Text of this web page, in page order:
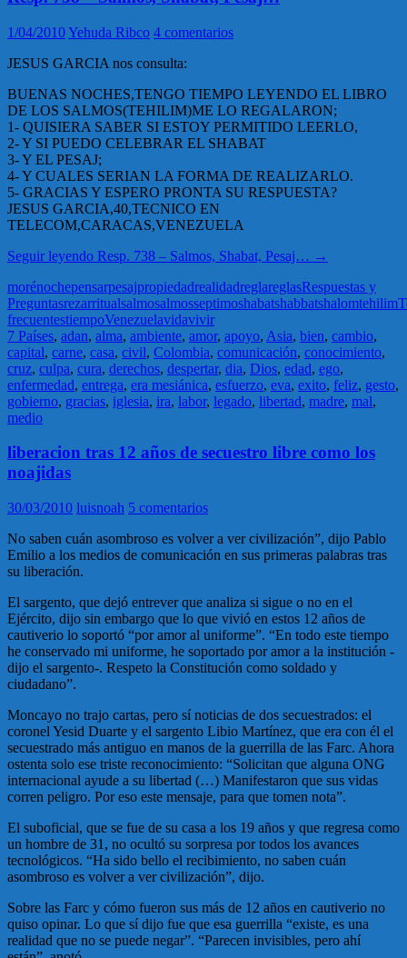
1/04/2010Yehuda Ribco 4 comentarios
JESUS GARCIA nos consulta:
BUENAS NOCHES,TENGO TIEMPO LEYENDO EL LIBRO
DE LOS SALMOS(TEHILIM)ME LO REGALARON;
1- QUISIERA SABER SI ESTOY PERMITIDO LEERLO,
2- Y SI PUEDO CELEBRAR EL SHABAT
3- Y EL PESAJ;
4- Y CUALES SERIAN LA FORMA DE REALIZARLO.
5- GRACIAS Y ESPERO PRONTA SU RESPUESTA?
JESUS GARCIA,40,TECNICO EN
TELECOM,CARACAS,VENEZUELA
Seguir leyendo Resp. 738 – Salmos, Shabat, Pesaj… →
morénochepensarpesajpropiedadrealidadreglareglasRespuestas y
Preguntasrezarritualsalmosalmosseptimoshabatshabbatshalomtehilim
frecuentestiempoVenezuelavidavivir
7 Países, adan, alma, ambiente, amor, apoyo, Asia, bien, cambio,
capital, carne, casa, civil, Colombia, comunicación, conocimiento,
cruz, culpa, cura, derechos, despertar, dia, Dios, edad, ego,
enfermedad, entrega, era mesiánica, esfuerzo, eva, exito, feliz, gesto,
gobierno, gracias, iglesia, ira, labor, legado, libertad, madre, mal,
medio
liberacion tras 12 años de secuestro libre como los
noajidas
30/03/2010 luisnoah 5 comentarios
No saben cuán asombroso es volver a ver civilización”, dijo Pablo
Emilio a los medios de comunicación en sus primeras palabras tras
su liberación.
El sargento, que dejó entrever que analiza si sigue o no en el
Ejército, dijo sin embargo que lo que vivió en estos 12 años de
cautiverio lo soportó “por amor al uniforme”. “En todo este tiempo
he conservado mi uniforme, he soportado por amor a la institución -
dijo el sargento-. Respeto la Constitución como soldado y
ciudadano”.
Moncayo no trajo cartas, pero sí noticias de dos secuestrados: el
coronel Yesid Duarte y el sargento Libio Martínez, que era con él el
secuestrado más antiguo en manos de la guerrilla de las Farc. Ahora
ostenta solo ese triste reconocimiento: “Solicitan que alguna ONG
internacional ayude a su libertad (…) Manifestaron que sus vidas
corren peligro. Por eso este mensaje, para que tomen nota”.
El suboficial, que se fue de su casa a los 19 años y que regresa como
un hombre de 31, no ocultó su sorpresa por todos los avances
tecnológicos. “Ha sido bello el recibimiento, no saben cuán
asombroso es volver a ver civilización”, dijo.
Sobre las Farc y cómo fueron sus más de 12 años en cautiverio no
quiso opinar. Lo que sí dijo fue que esa guerrilla “existe, es una
realidad que no se puede negar”. “Parecen invisibles, pero ahí